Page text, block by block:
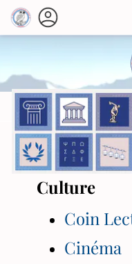
Culture
Coin
Cinéma